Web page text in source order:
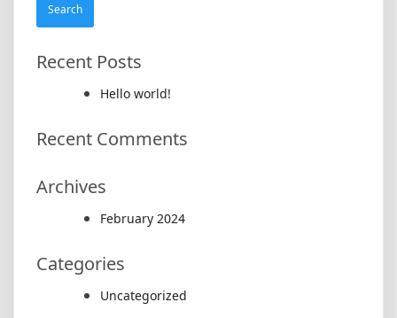
Recent Posts
Hello world!
Recent Comments
Archives
February 2024
Categories
Uncategorized